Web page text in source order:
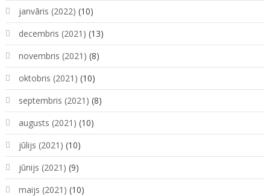
janvāris (2022) (10)
decembris (2021) (13)
novembris (2021) (8)
oktobris (2021) (10)
septembris (2021) (8)
augusts (2021) (10)
jūlijs (2021) (10)
jūnijs (2021) (9)
maijs (2021) (10)